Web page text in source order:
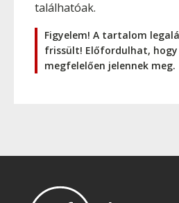
találhatóak.
Figyelem! A tartalom
frissült! Előfordulhat, hogy
megfelelően jelennek meg.